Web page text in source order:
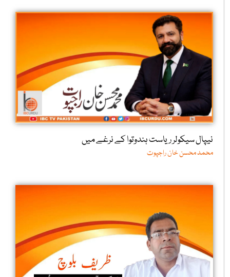
نیپال سیکولر ریاست ہندوتوا کے نرغے میں
محمد محسن خان راجپوت